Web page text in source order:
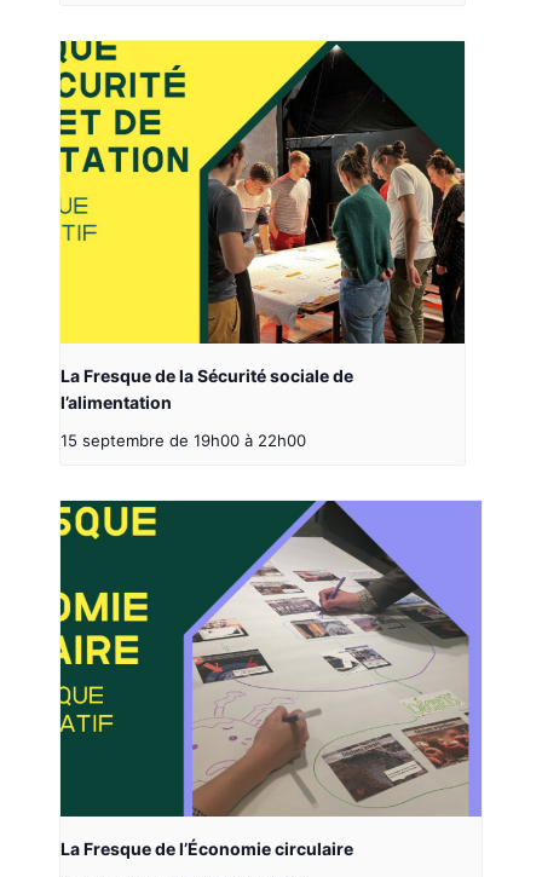
La Fresque de la Sécurité sociale de
l’alimentation
15 septembre de 19h00 à 22h00
La Fresque de l’Économie circulaire